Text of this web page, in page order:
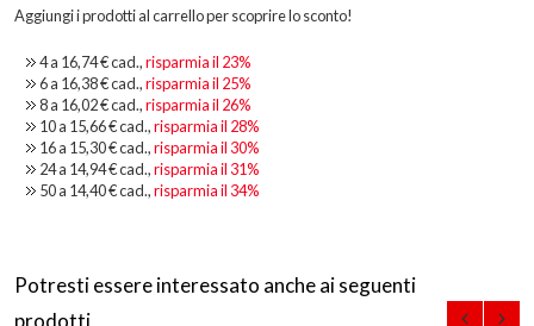
Aggiungi i prodotti al carrello per scoprire lo sconto!
4 a 16,74 €cad.,risparmia il 23%
6 a 16,38 €cad.,risparmia il 25%
8 a 16,02 €cad.,risparmia il 26%
10 a 15,66 €cad.,risparmia il 28%
16 a 15,30 €cad.,risparmia il 30%
24 a 14,94 €cad.,risparmia il 31%
50 a 14,40 €cad.,risparmia il 34%
Potresti essere interessato anche ai seguenti
prodotti